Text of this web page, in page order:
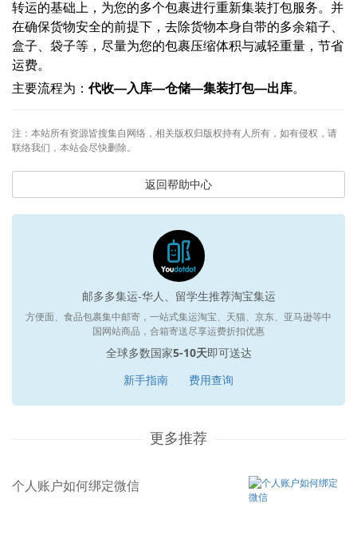
转运的基础上，为您的多个包裹进行重新集装打包服务。并
在确保货物安全的前提下，去除货物本身自带的多余箱子、
盒子、袋子等，尽量为您的包裹压缩体积与减轻重量，节省
运费。
主要流程为：代收—入库—仓储—集装打包—出库。
注：本站所有资源皆搜集自网络，相关版权归版权持有人所有，如有侵权，请
联络我们，本站会尽快删除。
返回帮助中心
邮多多集运-华人、留学生推荐淘宝集运
方便面、食品包裹集中邮寄，一站式集运淘宝、天猫、京东、亚马逊等中
国网站商品，合箱寄送尽享运费折扣优惠
全球多数国家5-10天即可送达
新手指南
费用查询
更多推荐
个人账户如何绑定微信